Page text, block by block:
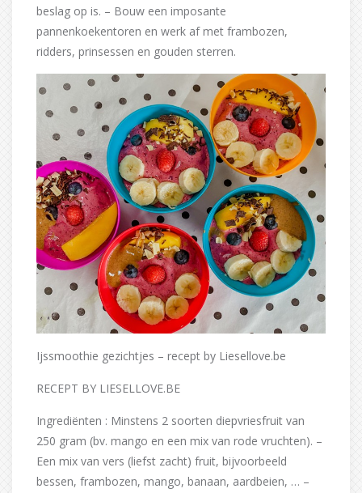
beslag op is. – Bouw een imposante
pannenkoekentoren en werk af met frambozen,
ridders, prinsessen en gouden sterren.
Ijssmoothie gezichtjes – recept by Liesellove.be
RECEPT BY LIESELLOVE.BE
Ingrediënten : Minstens 2 soorten diepvriesfruit van
250 gram (bv. mango en een mix van rode vruchten). –
Een mix van vers (liefst zacht) fruit, bijvoorbeeld
bessen, frambozen, mango, banaan, aardbeien, … –